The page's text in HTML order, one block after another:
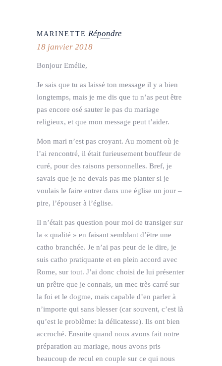
MARINETTE Répondre
18 janvier 2018
Bonjour Emélie,
Je sais que tu as laissé ton message il y a bien
longtemps, mais je me dis que tu n’as peut être
pas encore osé sauter le pas du mariage
religieux, et que mon message peut t’aider.
Mon mari n’est pas croyant. Au moment où je
l’ai rencontré, il était furieusement bouffeur de
curé, pour des raisons personnelles. Bref, je
savais que je ne devais pas me planter si je
voulais le faire entrer dans une église un jour –
pire, l’épouser à l’église.
Il n’était pas question pour moi de transiger sur
la « qualité » en faisant semblant d’être une
catho branchée. Je n’ai pas peur de le dire, je
suis catho pratiquante et en plein accord avec
Rome, sur tout. J’ai donc choisi de lui présenter
un prêtre que je connais, un mec très carré sur
la foi et le dogme, mais capable d’en parler à
n’importe qui sans blesser (car souvent, c’est là
qu’est le problème: la délicatesse). Ils ont bien
accroché. Ensuite quand nous avons fait notre
préparation au mariage, nous avons pris
beaucoup de recul en couple sur ce qui nous